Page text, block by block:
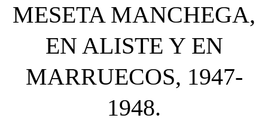
MESETA MANCHEGA,
EN ALISTE Y EN
MARRUECOS, 1947-
1948.